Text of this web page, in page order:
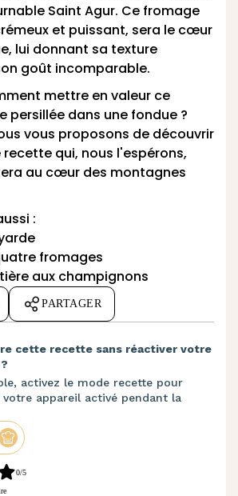
Saint Agur. Ce fromage
et puissant, sera le cœur
lui donnant sa texture
goût incomparable.
mettre en valeur ce
persillée dans une fondue ?
vous proposons de découvrir
qui, nous l'espérons,
au cœur des montagnes
:
fromages
aux champignons
PARTAGER
cette recette sans réactiver votre
activez le mode recette pour
appareil activé pendant la
0/5